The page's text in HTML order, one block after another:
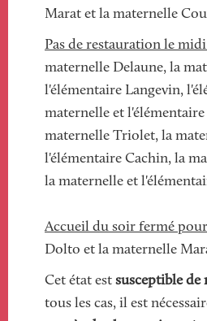
Marat et la maternelle
Pas de restauration le
maternelle Delaune, la
l'élémentaire Langevin,
maternelle et
maternelle Triolet, la
l'élémentaire Cachin, la
la maternelle et
Accueil du soir fermé pour
Dolto et la maternelle
Cet état est susceptible
tous les cas, il est